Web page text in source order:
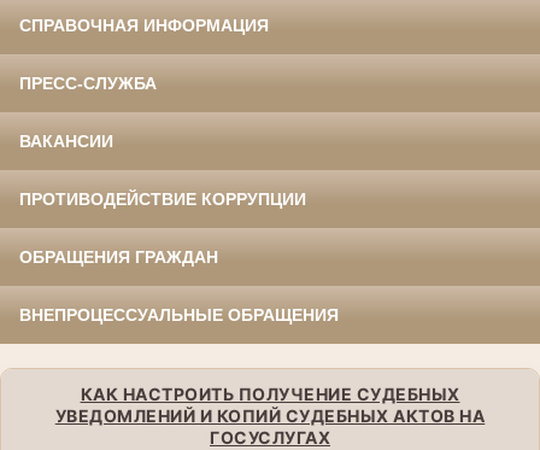
СПРАВОЧНАЯ ИНФОРМАЦИЯ
ПРЕСС-СЛУЖБА
ВАКАНСИИ
ПРОТИВОДЕЙСТВИЕ КОРРУПЦИИ
ОБРАЩЕНИЯ ГРАЖДАН
ВНЕПРОЦЕССУАЛЬНЫЕ ОБРАЩЕНИЯ
КАК НАСТРОИТЬ ПОЛУЧЕНИЕ СУДЕБНЫХ
УВЕДОМЛЕНИЙ И КОПИЙ СУДЕБНЫХ АКТОВ НА
ГОСУСЛУГАХ